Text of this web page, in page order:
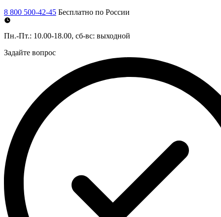
8 800 500-42-45 Бесплатно по России
Пн.-Пт.: 10.00-18.00, сб-вс: выходной
Задайте вопрос